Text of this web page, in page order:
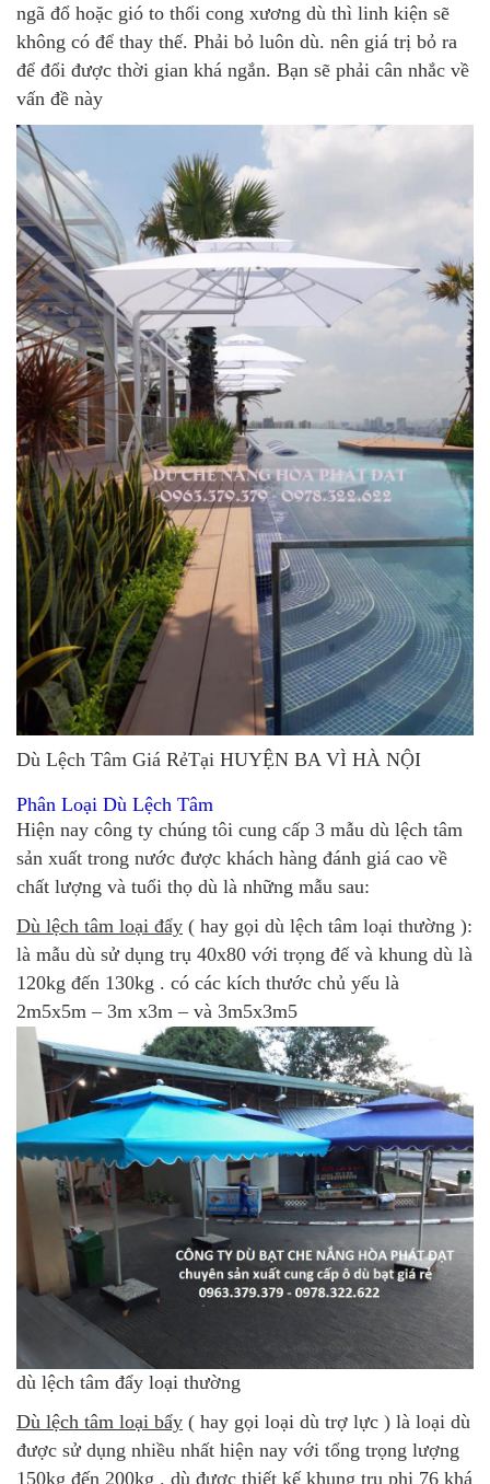
ngã đổ hoặc gió to thổi cong xương dù thì linh kiện sẽ
không có để thay thế. Phải bỏ luôn dù. nên giá trị bỏ ra
để đổi được thời gian khá ngắn. Bạn sẽ phải cân nhắc về
vấn đề này
Dù Lệch Tâm Giá RẻTại HUYỆN BA VÌ HÀ NỘI
Phân Loại Dù Lệch Tâm
Hiện nay công ty chúng tôi cung cấp 3 mẫu dù lệch tâm
sản xuất trong nước được khách hàng đánh giá cao về
chất lượng và tuổi thọ dù là những mẫu sau:
Dù lệch tâm loại đẩy ( hay gọi dù lệch tâm loại thường ):
là mẫu dù sử dụng trụ 40x80 với trọng đế và khung dù là
120kg đến 130kg . có các kích thước chủ yếu là
2m5x5m – 3m x3m – và 3m5x3m5
dù lệch tâm đẩy loại thường
Dù lệch tâm loại bẩy ( hay gọi loại dù trợ lực ) là loại dù
được sử dụng nhiều nhất hiện nay với tổng trọng lượng
150kg đến 200kg . dù được thiết kế khung trụ phi 76 khá